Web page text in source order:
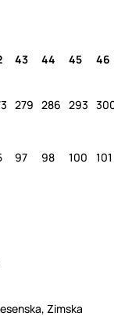
43 44 45 46
279 286 293
97 98 100 101
, Zimska